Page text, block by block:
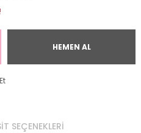
HEMEN AL
SEÇENEKLERİ